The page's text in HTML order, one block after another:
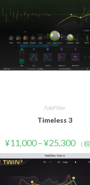
FabFilter
Timeless 3
¥11,000–¥25,300 （